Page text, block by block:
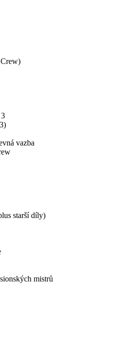
vazba
starší díly)
mistrů